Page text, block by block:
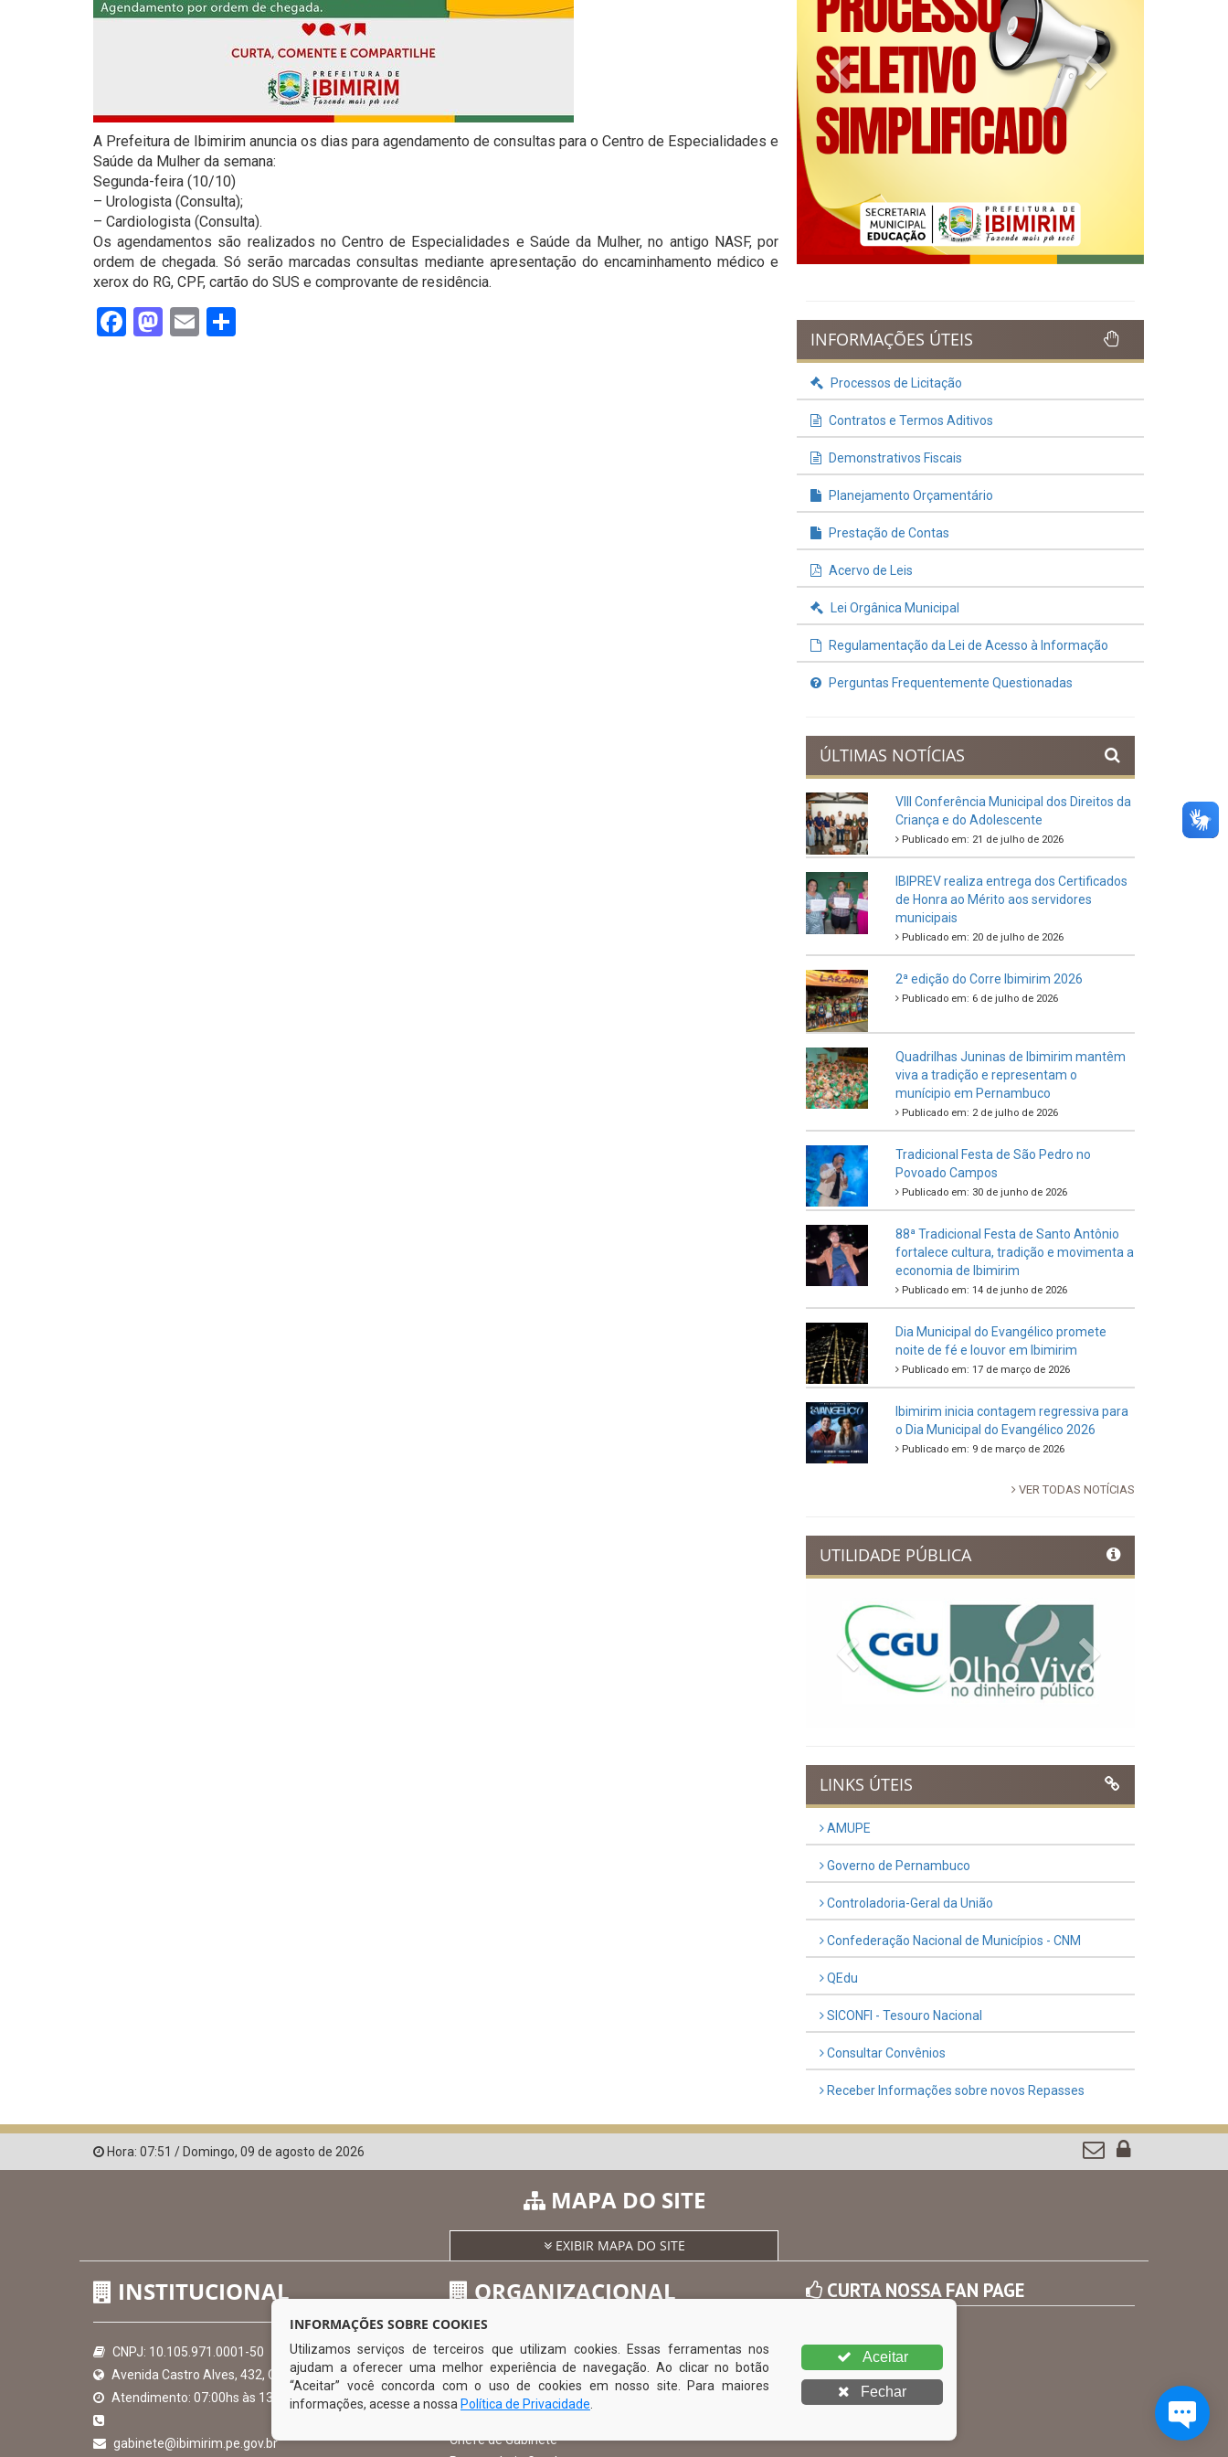
A Prefeitura de Ibimirim anuncia os dias para agendamento de consultas para o Centro de Especialidades e
Saúde da Mulher da semana:
Segunda-feira (10/10)
– Urologista (Consulta);
– Cardiologista (Consulta).
Os agendamentos são realizados no Centro de Especialidades e Saúde da Mulher, no antigo NASF, por
ordem de chegada. Só serão marcadas consultas mediante apresentação do encaminhamento médico e
xerox do RG, CPF, cartão do SUS e comprovante de residência.
Facebook
Mastodon
Email
Previous Next
INFORMAÇÕES ÚTEIS
Processos de Licitação
Contratos e Termos Aditivos
Demonstrativos Fiscais
Planejamento Orçamentário
Prestação de Contas
Acervo de Leis
Lei Orgânica Municipal
Regulamentação da Lei de Acesso à Informação
Perguntas Frequentemente Questionadas
ÚLTIMAS NOTÍCIAS
VIII Conferência Municipal dos Direitos da
Criança e do Adolescente
Publicado em: 21 de julho de 2026
IBIPREV realiza entrega dos Certificados
de Honra ao Mérito aos servidores
municipais
Publicado em: 20 de julho de 2026
2ª edição do Corre Ibimirim 2026
Publicado em: 6 de julho de 2026
Quadrilhas Juninas de Ibimirim mantêm
viva a tradição e representam o
munícipio em Pernambuco
Publicado em: 2 de julho de 2026
Tradicional Festa de São Pedro no
Povoado Campos
Publicado em: 30 de junho de 2026
88ª Tradicional Festa de Santo Antônio
fortalece cultura, tradição e movimenta a
economia de Ibimirim
Publicado em: 14 de junho de 2026
Dia Municipal do Evangélico promete
noite de fé e louvor em Ibimirim
Publicado em: 17 de março de 2026
Ibimirim inicia contagem regressiva para
o Dia Municipal do Evangélico 2026
Publicado em: 9 de março de 2026
VER TODAS NOTÍCIAS
UTILIDADE PÚBLICA
Previous
LINKS ÚTEIS
AMUPE
Governo de Pernambuco
Controladoria-Geral da União
Confederação Nacional de Municípios - CNM
QEdu
SICONFI - Tesouro Nacional
Consultar Convênios
Receber Informações sobre novos Repasses
Hora: 07:51 / Domingo, 09 de agosto de 2026
MAPA DO SITE
EXIBIR MAPA DO SITE
INSTITUCIONAL
CNPJ: 10.105.971.0001-50
Avenida Castro Alves, 432, Centro - CEP: 56-580-000
Atendimento: 07:00hs às 13:00hs
gabinete@ibimirim.pe.gov.br
ORGANIZACIONAL
O Prefeito
Vice Prefeito
Ouvidoria Municipal
Chefe de Gabinete
CURTA NOSSA FAN PAGE
INFORMAÇÕES SOBRE COOKIES
Utilizamos serviços de terceiros que utilizam cookies. Essas ferramentas nos
ajudam a oferecer uma melhor experiência de navegação. Ao clicar no botão
“Aceitar” você concorda com o uso de cookies em nosso site. Para maiores
informações, acesse a nossa Política de Privacidade
Aceitar
Fechar